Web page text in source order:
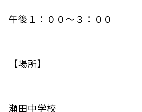
午後１：００～３：００
【場所】
瀬田中学校